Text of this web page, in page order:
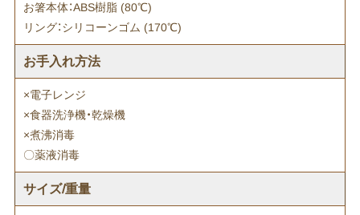
お箸本体：ABS樹脂 (80℃)
リング：シリコーンゴム (170℃)
お手入れ方法
×電子レンジ
×食器洗浄機・乾燥機
×煮沸消毒
〇薬液消毒
サイズ/重量